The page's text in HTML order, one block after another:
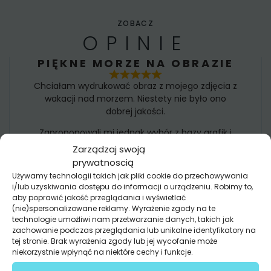
Zarządzaj swoją
prywatnoscią
Używamy technologii takich jak pliki cookie do przechowywania
i/lub uzyskiwania dostępu do informacji o urządzeniu. Robimy to,
aby poprawić jakość przeglądania i wyświetlać
(nie)spersonalizowane reklamy. Wyrażenie zgody na te
technologie umożliwi nam przetwarzanie danych, takich jak
zachowanie podczas przeglądania lub unikalne identyfikatory na
tej stronie. Brak wyrażenia zgody lub jej wycofanie może
niekorzystnie wpłynąć na niektóre cechy i funkcje.
ZOBACZ
OPINIE
PIĘKNE MORZE NA OBRAZIE
Chciałam wydrukować obraz z mojego zdjęcia z
wakacji nad morzem. Niestety nie było ono
dobrej jakości.
Zaproponowali mi jednak wybór z bazy grafik i
mam prawie identyczny obraz w dużo lepszej
jakości niż moje zdjęcie
Nikola
FOTOTAPETA TO ŚWIETNE
ROZWIĄZANIE!
Mąż chciał tylko malować ściany. Ja chciałam
odmiany.